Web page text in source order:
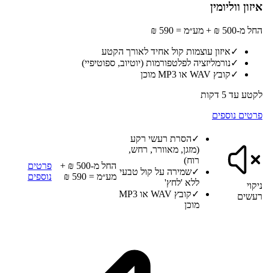
איזון ווליומין
החל מ-500 ₪ + מע״מ = 590 ₪
✓איזון עוצמות קול אחיד לאורך הקטע
✓נורמליזציה לפלטפורמות (יוטיוב, ספוטיפיי)
✓קובץ WAV או MP3 מוכן
לקטע עד 5 דקות
פרטים נוספים
ניקוי
רעשים
✓הסרת רעשי רקע
(מזגן, מאוורר, רחש,
רוח)
✓שמירה על קול טבעי
ללא 'לחץ'
✓
קובץ WAV או MP3
מוכן
החל מ-500 ₪ +
מע״מ = 590 ₪
פרטים
נוספים